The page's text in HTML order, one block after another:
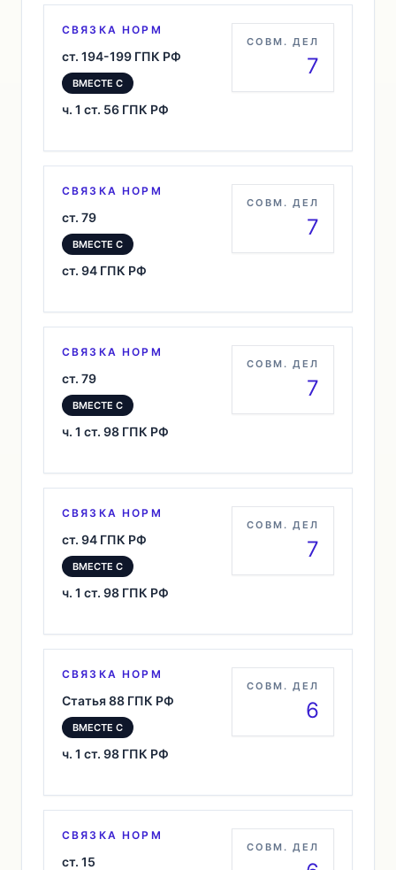
СВЯЗКА НОРМ
ст. 194-199 ГПК РФ
ВМЕСТЕ С
ч. 1 ст. 56 ГПК РФ
СОВМ. ДЕЛ
7
СВЯЗКА НОРМ
ст. 79
ВМЕСТЕ С
ст. 94 ГПК РФ
СОВМ. ДЕЛ
7
СВЯЗКА НОРМ
ст. 79
ВМЕСТЕ С
ч. 1 ст. 98 ГПК РФ
СОВМ. ДЕЛ
7
СВЯЗКА НОРМ
ст. 94 ГПК РФ
ВМЕСТЕ С
ч. 1 ст. 98 ГПК РФ
СОВМ. ДЕЛ
7
СВЯЗКА НОРМ
Статья 88 ГПК РФ
ВМЕСТЕ С
ч. 1 ст. 98 ГПК РФ
СОВМ. ДЕЛ
6
СВЯЗКА НОРМ
ст. 15
СОВМ. ДЕЛ